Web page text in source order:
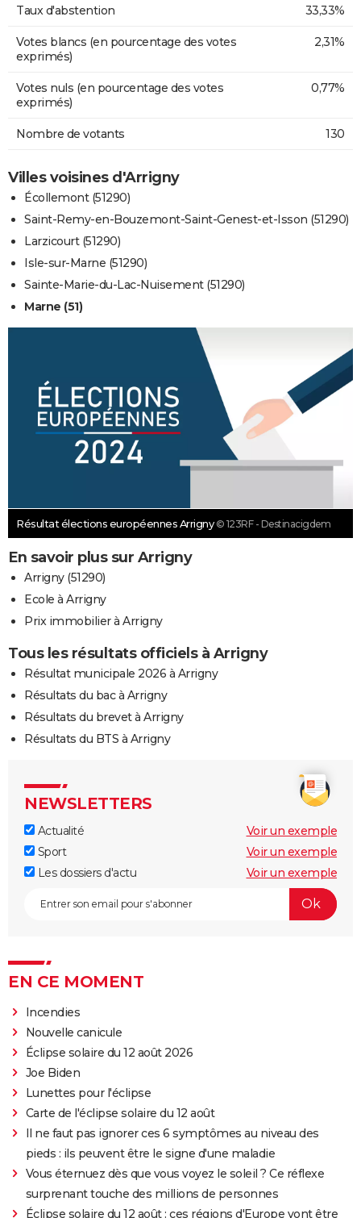
Taux d'abstention 33,33%
Votes blancs (en pourcentage des votes
exprimés)
2,31%
Votes nuls (en pourcentage des votes
exprimés)
0,77%
Nombre de votants 130
Villes voisines d'Arrigny
Écollemont (51290)
Saint-Remy-en-Bouzemont-Saint-Genest-et-Isson (51290)
Larzicourt (51290)
Isle-sur-Marne (51290)
Sainte-Marie-du-Lac-Nuisement (51290)
Marne (51)
Résultat élections européennes Arrigny © 123RF - Destinacigdem
En savoir plus sur Arrigny
Arrigny (51290)
Ecole à Arrigny
Prix immobilier à Arrigny
Tous les résultats officiels à Arrigny
Résultat municipale 2026 à Arrigny
Résultats du bac à Arrigny
Résultats du brevet à Arrigny
Résultats du BTS à Arrigny
NEWSLETTERS
Actualité
Voir un exemple
Sport
Voir un exemple
Les dossiers d'actu
Voir un exemple
EN CE MOMENT
Incendies
Nouvelle canicule
Éclipse solaire du 12 août 2026
Joe Biden
Lunettes pour l'éclipse
Carte de l'éclipse solaire du 12 août
Il ne faut pas ignorer ces 6 symptômes au niveau des
pieds : ils peuvent être le signe d'une maladie
Vous éternuez dès que vous voyez le soleil ? Ce réflexe
surprenant touche des millions de personnes
Éclipse solaire du 12 août : ces régions d'Europe vont être